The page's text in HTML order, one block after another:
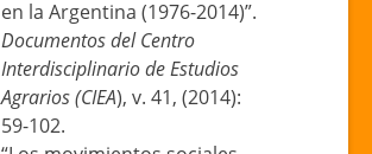
en la Argentina (1976-2014)”.
Documentos del Centro
Interdisciplinario de Estudios
Agrarios (CIEA), v. 41, (2014):
59-102.